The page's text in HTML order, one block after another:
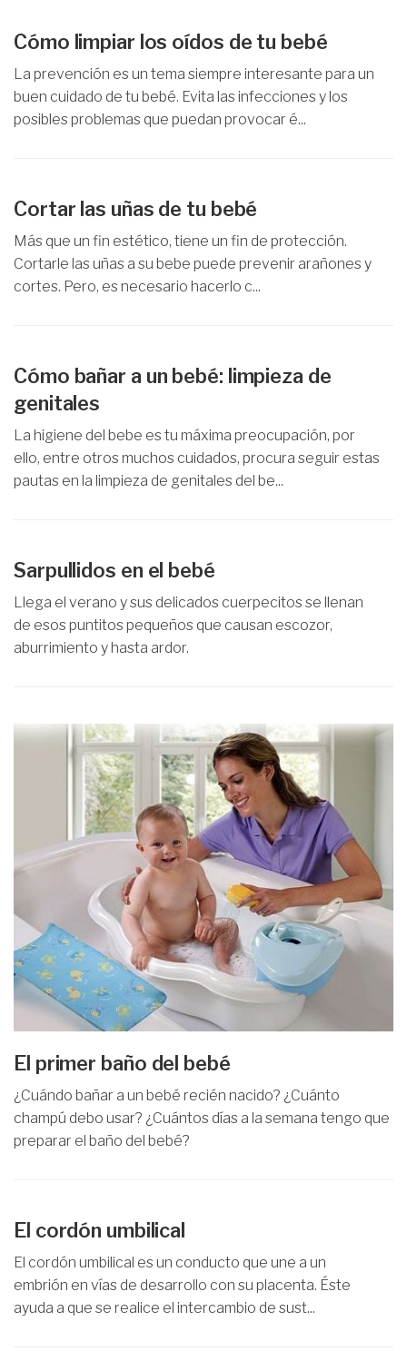
Cómo limpiar los oídos de tu bebé
La prevención es un tema siempre interesante para un
buen cuidado de tu bebé. Evita las infecciones y los
posibles problemas que puedan provocar é...
Cortar las uñas de tu bebé
Más que un fin estético, tiene un fin de protección.
Cortarle las uñas a su bebe puede prevenir arañones y
cortes. Pero, es necesario hacerlo c...
Cómo bañar a un bebé: limpieza de
genitales
La higiene del bebe es tu máxima preocupación, por
ello, entre otros muchos cuidados, procura seguir estas
pautas en la limpieza de genitales del be...
Sarpullidos en el bebé
Llega el verano y sus delicados cuerpecitos se llenan
de esos puntitos pequeños que causan escozor,
aburrimiento y hasta ardor.
El primer baño del bebé
¿Cuándo bañar a un bebé recién nacido? ¿Cuánto
champú debo usar? ¿Cuántos días a la semana tengo que
preparar el baño del bebé?
El cordón umbilical
El cordón umbilical es un conducto que une a un
embrión en vías de desarrollo con su placenta. Éste
ayuda a que se realice el intercambio de sust...